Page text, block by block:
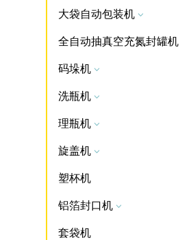
大袋自动包装机 3
全自动抽真空充氮封罐机
码垛机 3
洗瓶机 3
理瓶机 3
旋盖机 3
塑杯机
铝箔封口机 3
套袋机